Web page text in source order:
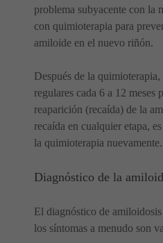
problema subyacente con la
con quimioterapia para
amiloide en el nuevo riñón.
Después de la quimioterapia,
regulares cada 6 a 12 meses
reaparición (recaída) de la
recaída en cualquier etapa,
la quimioterapia nuevamente.
Diagnóstico de la
El diagnóstico de
los síntomas a menudo son